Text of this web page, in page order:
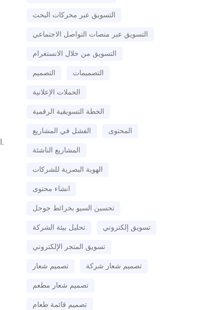
بمجرد حصولها، هذا الأمر يجعله أكثر تمكنا وفهما لكل ما يتعلق بالشركة.
التسويق عبر محركات البحث
التسويق عبر منصات التواصل الاجتماعي
التسويق من خلال الانستغرام
التصميم التصميمات
الحملات الإعلانية
الخطة التسويقية الرقمية
الفشل في المشاريع المحتوى
المشاريع الناشئة
الهوية البصرية للشركات
انشاء محتوى
تحسين السيو بخرائط جوجل
تحليل بيئة الشركة تسويق إلكتروني
تسويق المتجر الإلكتروني
تصميم شعار تصميم شعار شركة
تصميم شعار مطعم
تصميم قائمة طعام